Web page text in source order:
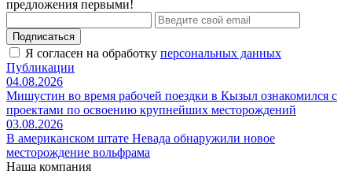
предложения первыми!
Подписаться
Я согласен на обработку персональных данных
Публикации
04.08.2026
Мишустин во время рабочей поездки в Кызыл ознакомился с
проектами по освоению крупнейших месторождений
03.08.2026
В американском штате Невада обнаружили новое
месторождение вольфрама
Наша компания